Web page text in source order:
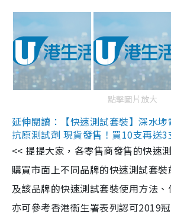
點擊圖片放大
延伸閱讀：【快速測試套裝】深水
抗原測試劑 現貨發售！買10支再送3
<< 提提大家，各零售商發售的快速
購買市面上不同品牌的快速測試套
及該品牌的快速測試套裝使用方法
亦可參考香港衞生署表列認可2019